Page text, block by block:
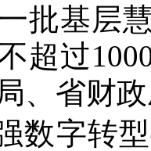
批基层
超过
、省财
数字转